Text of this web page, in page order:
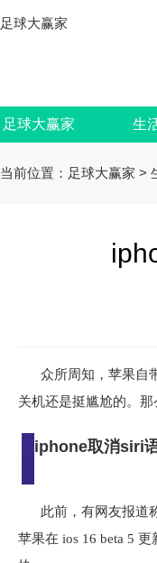
足球大赢家
足球大赢家 生
当前位置： 足球大赢家 >
众所周知，苹果自
关机还是挺尴尬的。
iphone取消siri
此前，有网友报道
苹果在 ios 16 beta 5